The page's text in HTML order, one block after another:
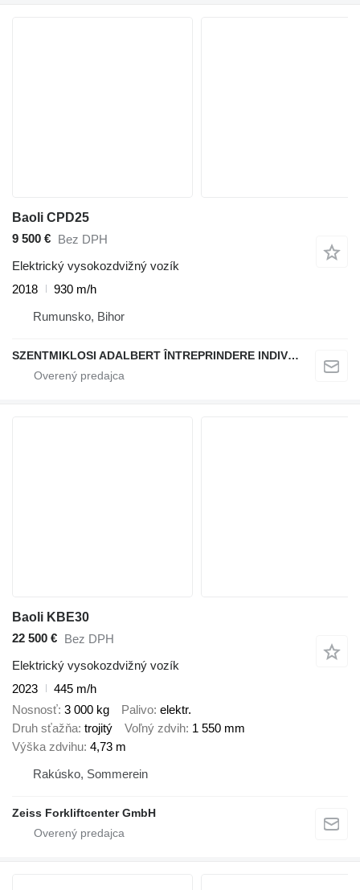
Baoli CPD25
9 500 € Bez DPH
Elektrický vysokozdvižný vozík
2018
930 m/h
Rumunsko, Bihor
SZENTMIKLOSI ADALBERT ÎNTREPRINDERE INDIVIDUALĂ
Baoli KBE30
22 500 € Bez DPH
Elektrický vysokozdvižný vozík
2023
445 m/h
Nosnosť 3 000 kg Palivo elektr.
Druh sťažňa trojitý Voľný zdvih 1 550 mm
Výška zdvihu 4,73 m
Rakúsko, Sommerein
Zeiss Forkliftcenter GmbH